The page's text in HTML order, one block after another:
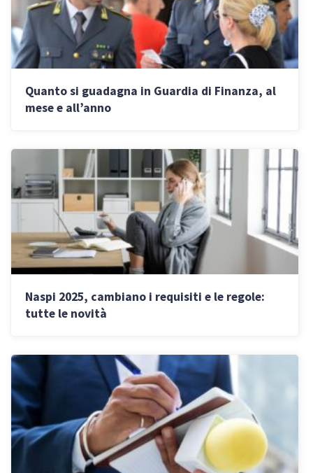
Quanto si guadagna in Guardia di Finanza, al
mese e all’anno
Naspi 2025, cambiano i requisiti e le regole:
tutte le novità